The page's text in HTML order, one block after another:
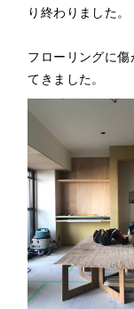
り終わりました。
フローリングに
てきました。